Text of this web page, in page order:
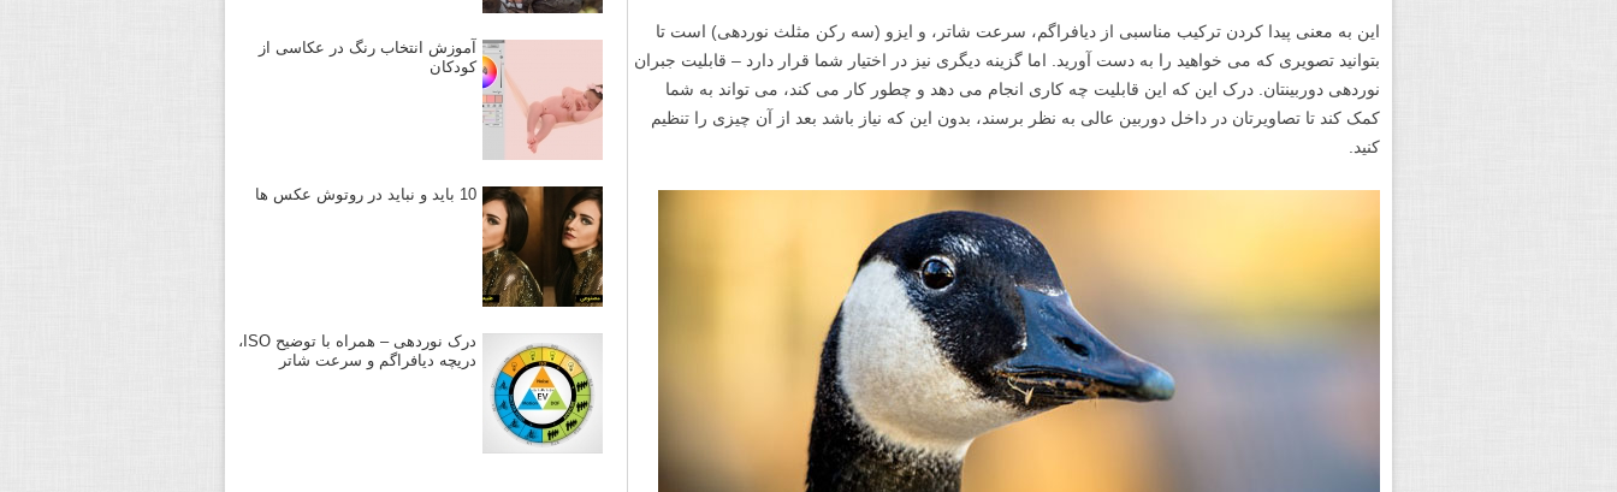
این به معنی پیدا کردن ترکیب مناسبی از دیافراگم، سرعت شاتر، و ایزو (سه رکن مثلث نوردهی) است تا
بتوانید تصویری که می خواهید را به دست آورید. اما گزینه دیگری نیز در اختیار شما قرار دارد – قابلیت جبران
نوردهی دوربینتان. درک این که این قابلیت چه کاری انجام می دهد و چطور کار می کند، می تواند به شما
کمک کند تا تصاویرتان در داخل دوربین عالی به نظر برسند، بدون این که نیاز باشد بعد از آن چیزی را تنظیم
کنید.
آموزش انتخاب رنگ در عکاسی از
کودکان
10 باید و نباید در روتوش عکس ها
درک نوردهی – همراه با توضیح ISO،
دریچه دیافراگم و سرعت شاتر